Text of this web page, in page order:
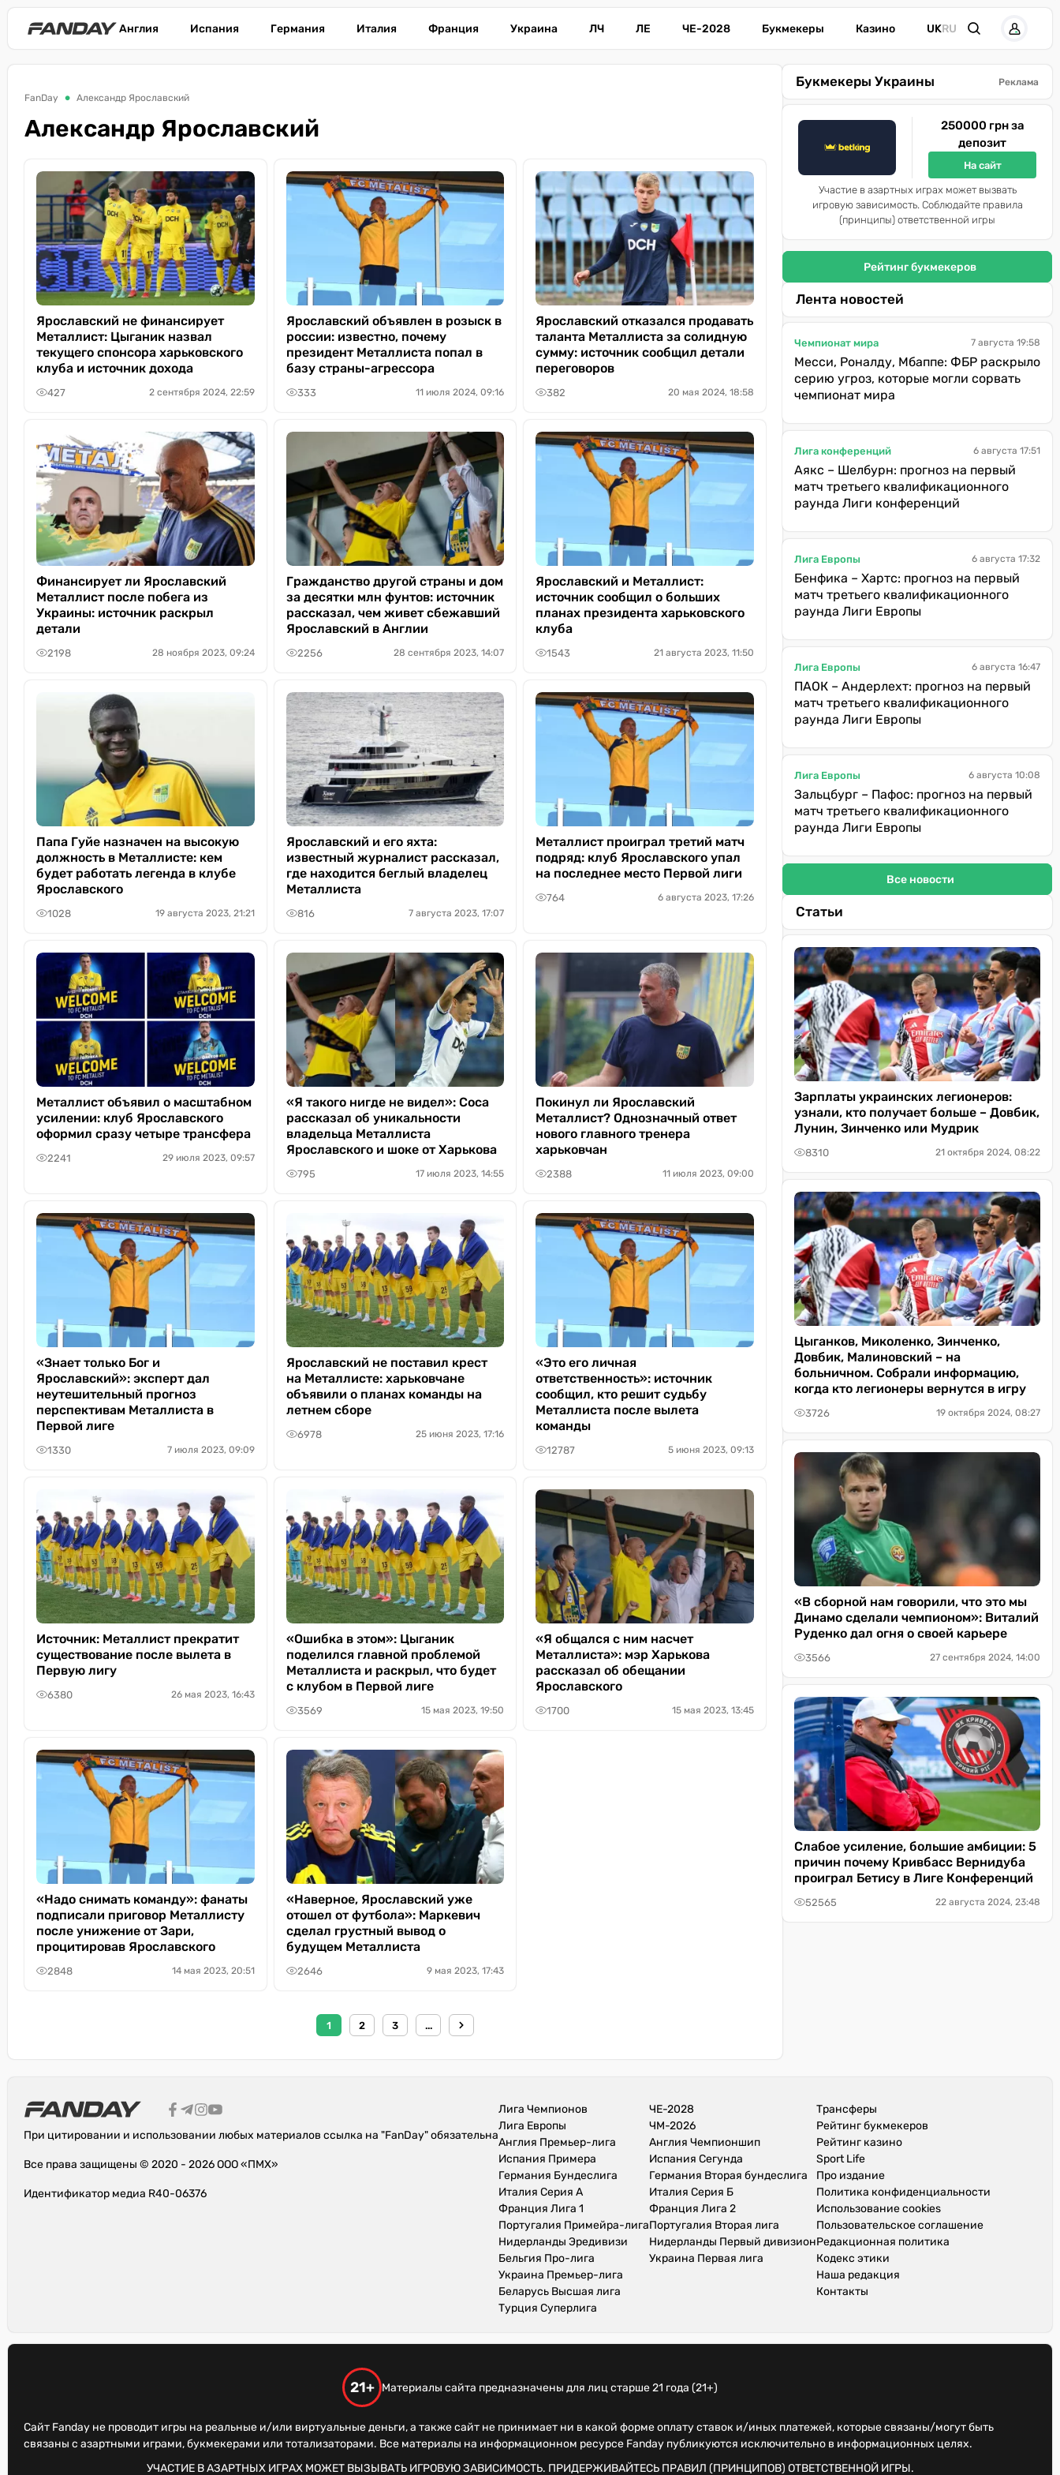
Англия Испания Германия Италия Франция Украина ЛЧ ЛЕ ЧЕ-2028 Букмекеры Казино UKRU
FanDay Александр Ярославский
Александр Ярославский
Ярославский не финансирует
Металлист: Цыганик назвал
текущего спонсора харьковского
клуба и источник дохода
427 2 сентября 2024, 22:59
Ярославский объявлен в розыск в
россии: известно, почему
президент Металлиста попал в
базу страны-агрессора
333 11 июля 2024, 09:16
Ярославский отказался продавать
таланта Металлиста за солидную
сумму: источник сообщил детали
переговоров
382 20 мая 2024, 18:58
Финансирует ли Ярославский
Металлист после побега из
Украины: источник раскрыл
детали
2198 28 ноября 2023, 09:24
Гражданство другой страны и дом
за десятки млн фунтов: источник
рассказал, чем живет сбежавший
Ярославский в Англии
2256 28 сентября 2023, 14:07
Ярославский и Металлист:
источник сообщил о больших
планах президента харьковского
клуба
1543 21 августа 2023, 11:50
Папа Гуйе назначен на высокую
должность в Металлисте: кем
будет работать легенда в клубе
Ярославского
1028 19 августа 2023, 21:21
Ярославский и его яхта:
известный журналист рассказал,
где находится беглый владелец
Металлиста
816 7 августа 2023, 17:07
Металлист проиграл третий матч
подряд: клуб Ярославского упал
на последнее место Первой лиги
764 6 августа 2023, 17:26
Металлист объявил о масштабном
усилении: клуб Ярославского
оформил сразу четыре трансфера
2241 29 июля 2023, 09:57
«Я такого нигде не видел»: Соса
рассказал об уникальности
владельца Металлиста
Ярославского и шоке от Харькова
795 17 июля 2023, 14:55
Покинул ли Ярославский
Металлист? Однозначный ответ
нового главного тренера
харьковчан
2388 11 июля 2023, 09:00
«Знает только Бог и
Ярославский»: эксперт дал
неутешительный прогноз
перспективам Металлиста в
Первой лиге
1330 7 июля 2023, 09:09
Ярославский не поставил крест
на Металлисте: харьковчане
объявили о планах команды на
летнем сборе
6978 25 июня 2023, 17:16
«Это его личная
ответственность»: источник
сообщил, кто решит судьбу
Металлиста после вылета
команды
12787 5 июня 2023, 09:13
Источник: Металлист прекратит
существование после вылета в
Первую лигу
6380 26 мая 2023, 16:43
«Ошибка в этом»: Цыганик
поделился главной проблемой
Металлиста и раскрыл, что будет
с клубом в Первой лиге
3569 15 мая 2023, 19:50
«Я общался с ним насчет
Металлиста»: мэр Харькова
рассказал об обещании
Ярославского
1700 15 мая 2023, 13:45
«Надо снимать команду»: фанаты
подписали приговор Металлисту
после унижение от Зари,
процитировав Ярославского
2848 14 мая 2023, 20:51
«Наверное, Ярославский уже
отошел от футбола»: Маркевич
сделал грустный вывод о
будущем Металлиста
2646 9 мая 2023, 17:43
1 2 3 ...
Букмекеры Украины Реклама
250000 грн за
депозит
На сайт
Участие в азартных играх может вызвать
игровую зависимость. Соблюдайте правила
(принципы) ответственной игры
Рейтинг букмекеров
Лента новостей
Чемпионат мира 7 августа 19:58
Месси, Роналду, Мбаппе: ФБР раскрыло
серию угроз, которые могли сорвать
чемпионат мира
Лига конференций 6 августа 17:51
Аякс – Шелбурн: прогноз на первый
матч третьего квалификационного
раунда Лиги конференций
Лига Европы 6 августа 17:32
Бенфика – Хартс: прогноз на первый
матч третьего квалификационного
раунда Лиги Европы
Лига Европы 6 августа 16:47
ПАОК – Андерлехт: прогноз на первый
матч третьего квалификационного
раунда Лиги Европы
Лига Европы 6 августа 10:08
Зальцбург – Пафос: прогноз на первый
матч третьего квалификационного
раунда Лиги Европы
Все новости
Статьи
Зарплаты украинских легионеров:
узнали, кто получает больше – Довбик,
Лунин, Зинченко или Мудрик
8310 21 октября 2024, 08:22
Цыганков, Миколенко, Зинченко,
Довбик, Малиновский – на
больничном. Собрали информацию,
когда кто легионеры вернутся в игру
3726 19 октября 2024, 08:27
«В сборной нам говорили, что это мы
Динамо сделали чемпионом»: Виталий
Руденко дал огня о своей карьере
3566 27 сентября 2024, 14:00
Слабое усиление, большие амбиции: 5
причин почему Кривбасс Вернидуба
проиграл Бетису в Лиге Конференций
52565 22 августа 2024, 23:48
При цитировании и использовании любых материалов ссылка на "FanDay" обязательна
Все права защищены © 2020 - 2026 ООО «ПМХ»
Идентификатор медиа R40-06376
Лига Чемпионов
Лига Европы
Англия Премьер-лига
Испания Примера
Германия Бундеслига
Италия Серия А
Франция Лига 1
Португалия Примейра-лига
Нидерланды Эредивизи
Бельгия Про-лига
Украина Премьер-лига
Беларусь Высшая лига
Турция Суперлига
ЧЕ-2028
ЧМ-2026
Англия Чемпионшип
Испания Сегунда
Германия Вторая бундеслига
Италия Серия Б
Франция Лига 2
Португалия Вторая лига
Нидерланды Первый дивизион
Украина Первая лига
Трансферы
Рейтинг букмекеров
Рейтинг казино
Sport Life
Про издание
Политика конфиденциальности
Использование cookies
Пользовательское соглашение
Редакционная политика
Кодекс этики
Наша редакция
Контакты
21+ Материалы сайта предназначены для лиц старше 21 года (21+)
Сайт Fanday не проводит игры на реальные и/или виртуальные деньги, а также сайт не принимает ни в какой форме оплату ставок и/иных платежей, которые связаны/могут быть
связаны с азартными играми, букмекерами или тотализаторами. Все материалы на информационном ресурсе Fanday публикуются исключительно в информационных целях.
УЧАСТИЕ В АЗАРТНЫХ ИГРАХ МОЖЕТ ВЫЗЫВАТЬ ИГРОВУЮ ЗАВИСИМОСТЬ. ПРИДЕРЖИВАЙТЕСЬ ПРАВИЛ (ПРИНЦИПОВ) ОТВЕТСТВЕННОЙ ИГРЫ.